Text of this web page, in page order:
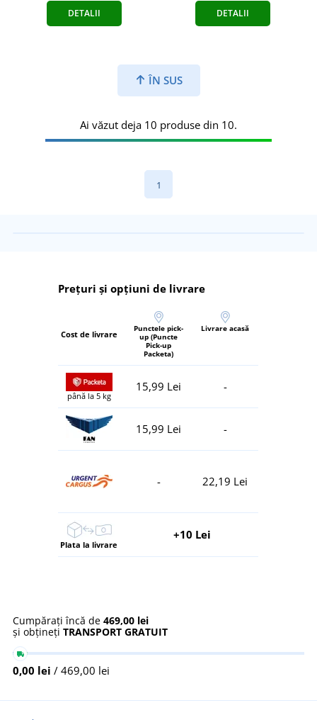
DETALII DETALII
ÎN SUS
Ai văzut deja 10 produse din 10.
1
Prețuri și opțiuni de livrare
Cost de livrare
Punctele pick-
up (Puncte
Pick-up
Packeta)
Livrare acasă
până la 5 kg
15,99 Lei -
15,99 Lei -
- 22,19 Lei
Plata la livrare
+10 Lei
Cumpărați încă de 469,00 lei
și obțineți TRANSPORT GRATUIT
0,00 lei / 469,00 lei